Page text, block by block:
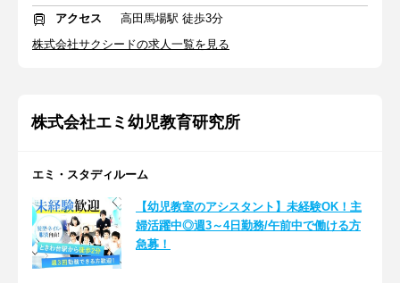
アクセス
高田馬場駅 徒歩3分
株式会社サクシードの求人一覧を見る
株式会社エミ幼児教育研究所
エミ・スタディルーム
【幼児教室のアシスタント】未経験OK！主
婦活躍中◎週3～4日勤務/午前中で働ける方
急募！